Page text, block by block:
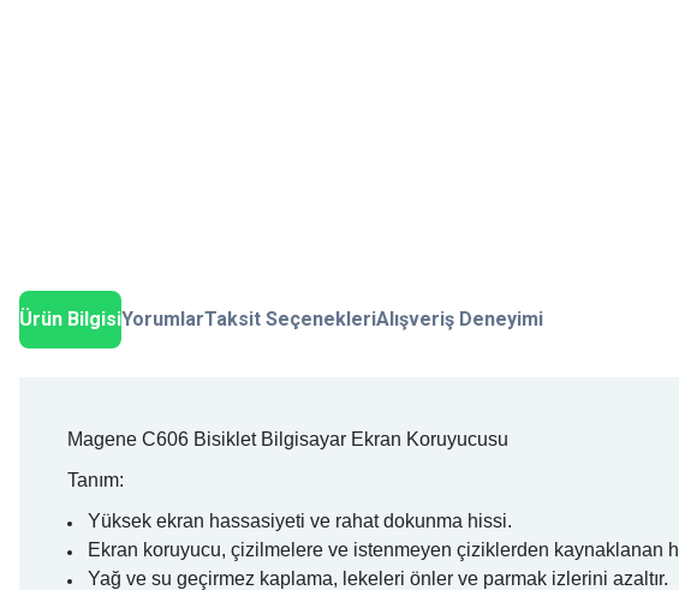
Ürün BilgisiYorumlarTaksit SeçenekleriAlışveriş Deneyimi
Magene C606 Bisiklet Bilgisayar Ekran Koruyucusu
Tanım:
Yüksek ekran hassasiyeti ve rahat dokunma hissi.
Ekran koruyucu, çizilmelere ve istenmeyen çiziklerden kaynaklanan
Yağ ve su geçirmez kaplama, lekeleri önler ve parmak izlerini azaltır.